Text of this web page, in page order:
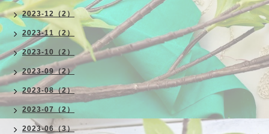
2023-12（2）
2023-11（2）
2023-10（2）
2023-09（2）
2023-08（2）
2023-07（2）
2023-06（3）